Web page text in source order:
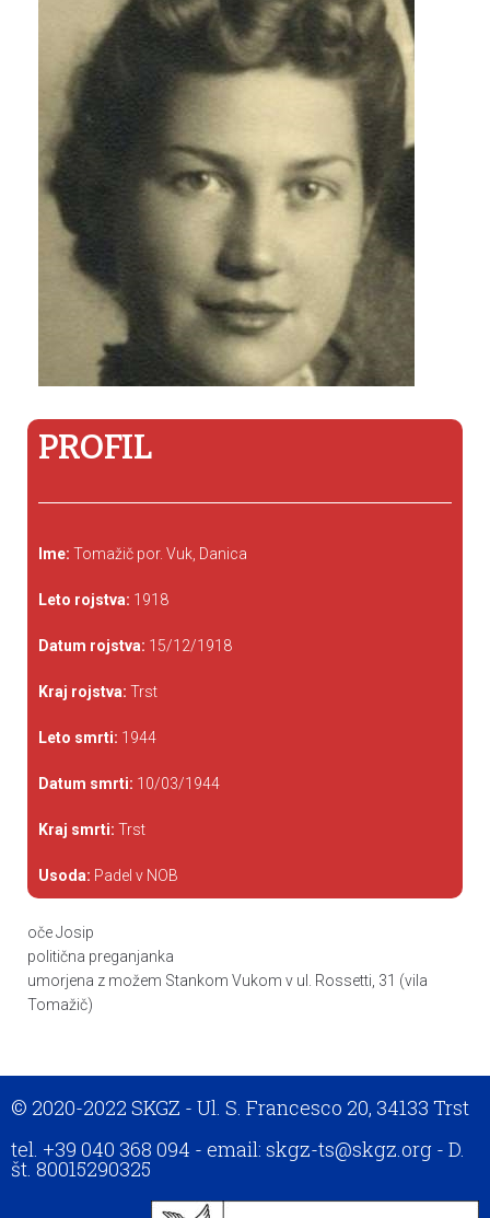
PROFIL
Ime: Tomažič por. Vuk, Danica
Leto rojstva: 1918
Datum rojstva: 15/12/1918
Kraj rojstva: Trst
Leto smrti: 1944
Datum smrti: 10/03/1944
Kraj smrti: Trst
Usoda: Padel v NOB
oče Josip
politična preganjanka
umorjena z možem Stankom Vukom v ul. Rossetti, 31 (vila
Tomažič)
© 2020-2022 SKGZ - Ul. S. Francesco 20, 34133 Trst
tel. +39 040 368 094 - email: skgz-ts@skgz.org - D.
št. 80015290325